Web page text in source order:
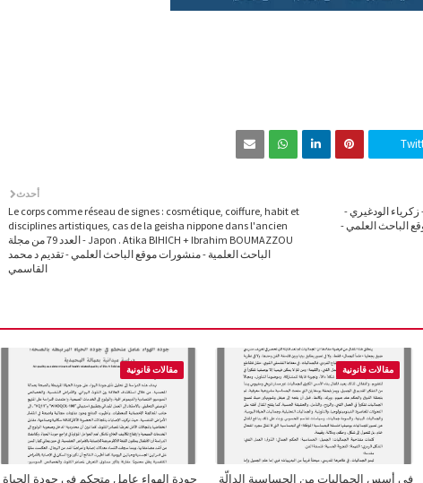
أحدث
Le corps comme réseau de signes : cosmétique, coiffure, habit et
disciplines artistiques, cas de la geisha nippone dans l'ancien
Japon . Atika BIHICH + Ibrahim BOUMAZZOU - العدد 79 من مجلة
الباحث العلمية - منشورات موقع الباحث العلمي - تقديم د محمد
القاسمي
الودغيري -
الباحث العلمي -
مقالات قانونية
في أسس الجماليات من الحساسية الدالّة
مقالات قانونية
جودة الهواء عامل متحكم في جودة الحياة